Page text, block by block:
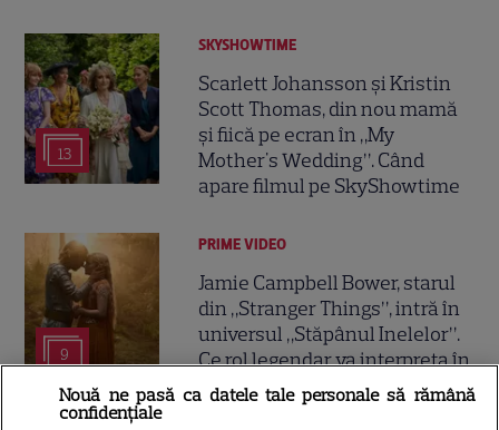
13
SKYSHOWTIME
Scarlett Johansson și Kristin
Scott Thomas, din nou mamă
și fiică pe ecran în „My
Mother's Wedding”. Când
apare filmul pe SkyShowtime
9
PRIME VIDEO
Jamie Campbell Bower, starul
din „Stranger Things”, intră în
universul „Stăpânul Inelelor”.
Ce rol legendar va interpreta în
sezonul 3
Nouă ne pasă ca datele tale personale să rămână
confidențiale